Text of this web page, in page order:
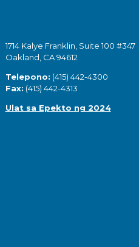
1714 Kalye Franklin, Suite 100 #347
Oakland, CA 94612
Telepono: (415) 442-4300
Fax: (415) 442-4313
Ulat sa Epekto ng 2024